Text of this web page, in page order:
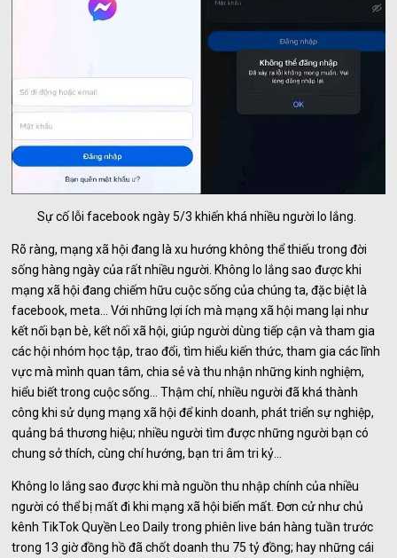
Sự cố lỗi facebook ngày 5/3 khiến khá nhiều người lo lắng.
Rõ ràng, mạng xã hội đang là xu hướng không thể thiếu trong đời
sống hàng ngày của rất nhiều người. Không lo lắng sao được khi
mạng xã hội đang chiếm hữu cuộc sống của chúng ta, đặc biệt là
facebook, meta... Với những lợi ích mà mạng xã hội mang lại như
kết nối bạn bè, kết nối xã hội, giúp người dùng tiếp cận và tham gia
các hội nhóm học tập, trao đổi, tìm hiểu kiến thức, tham gia các lĩnh
vực mà mình quan tâm, chia sẻ và thu nhận những kinh nghiệm,
hiểu biết trong cuộc sống… Thậm chí, nhiều người đã khá thành
công khi sử dụng mạng xã hội để kinh doanh, phát triển sự nghiệp,
quảng bá thương hiệu; nhiều người tìm được những người bạn có
chung sở thích, cùng chí hướng, bạn tri âm tri kỷ...
Không lo lắng sao được khi mà nguồn thu nhập chính của nhiều
người có thể bị mất đi khi mạng xã hội biến mất. Đơn cử như chủ
kênh TikTok Quyền Leo Daily trong phiên live bán hàng tuần trước
trong 13 giờ đồng hồ đã chốt doanh thu 75 tỷ đồng; hay những cái